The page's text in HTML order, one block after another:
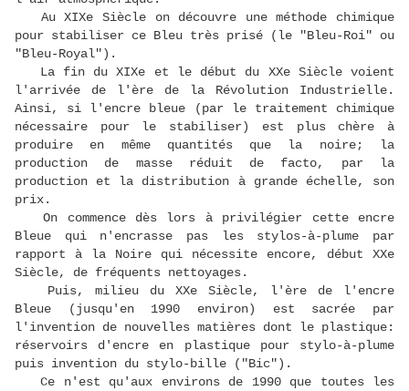
Au XIXe Siècle on découvre une méthode chimique
pour stabiliser ce Bleu très prisé (le "Bleu-Roi" ou
"Bleu-Royal").
La fin du XIXe et le début du XXe Siècle voient
l'arrivée de l'ère de la Révolution Industrielle.
Ainsi, si l'encre bleue (par le traitement chimique
nécessaire pour le stabiliser) est plus chère à
produire en même quantités que la noire; la
production de masse réduit de facto, par la
production et la distribution à grande échelle, son
prix.
On commence dès lors à privilégier cette encre
Bleue qui n'encrasse pas les stylos-à-plume par
rapport à la Noire qui nécessite encore, début XXe
Siècle, de fréquents nettoyages.
Puis, milieu du XXe Siècle, l'ère de l'encre
Bleue (jusqu'en 1990 environ) est sacrée par
l'invention de nouvelles matières dont le plastique:
réservoirs d'encre en plastique pour stylo-à-plume
puis invention du stylo-bille ("Bic").
Ce n'est qu'aux environs de 1990 que toutes les